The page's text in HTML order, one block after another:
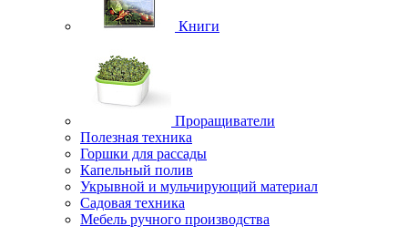
Книги
Проращиватели
Полезная техника
Горшки для рассады
Капельный полив
Укрывной и мульчирующий материал
Садовая техника
Мебель ручного производства